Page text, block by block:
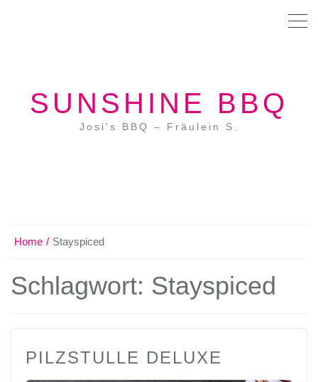
SUNSHINE BBQ
Josi's BBQ – Fräulein S.
Home Stayspiced
Schlagwort: Stayspiced
PILZSTULLE DELUXE